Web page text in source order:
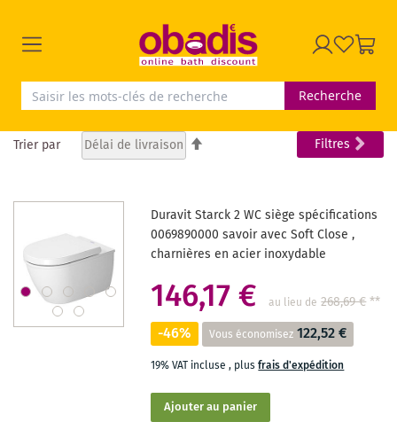
Recherche
Trier par
Par
Filtres
Duravit Starck 2 WC siège spécifications
0069890000 savoir avec Soft Close ,
charnières en acier inoxydable
146,17 € au lieu de 268,69 €**
-46% Vous économisez 122,52 €
19% VAT incluse, plusfrais d'expédition
Ajouter au panier